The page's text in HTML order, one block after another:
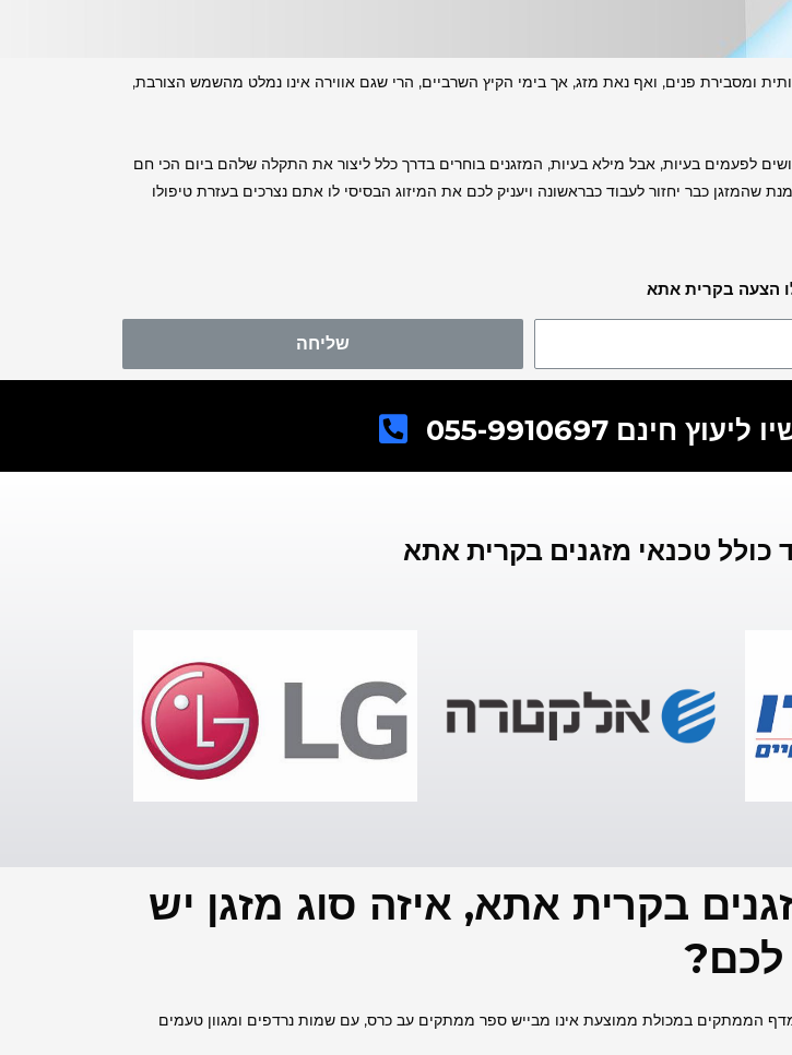
ומסבירת פנים, ואף נאת מזג, אך בימי הקיץ השרביים, הרי שגם אווירה אינו נמלט מהשמש הצורבת,
לפעמים בעיות, אבל מילא בעיות, המזגנים בוחרים בדרך כלל ליצור את התקלה שלהם ביום הכי חם
כבר יחזור לעבוד כבראשונה ויעניק לכם את המיזוג הבסיסי לו אתם נצרכים בעזרת טיפולו
הצעה בקרית אתא
שליחה
חינם 055-9910697
טכנאי מזגנים בקרית אתא
בקרית אתא, איזה סוג מזגן יש
לכם?
מדף הממתקים במכולת ממוצעת אינו מבייש ספר ממתקים עב כרס, עם שמות נרדפים ומגוון טעמים